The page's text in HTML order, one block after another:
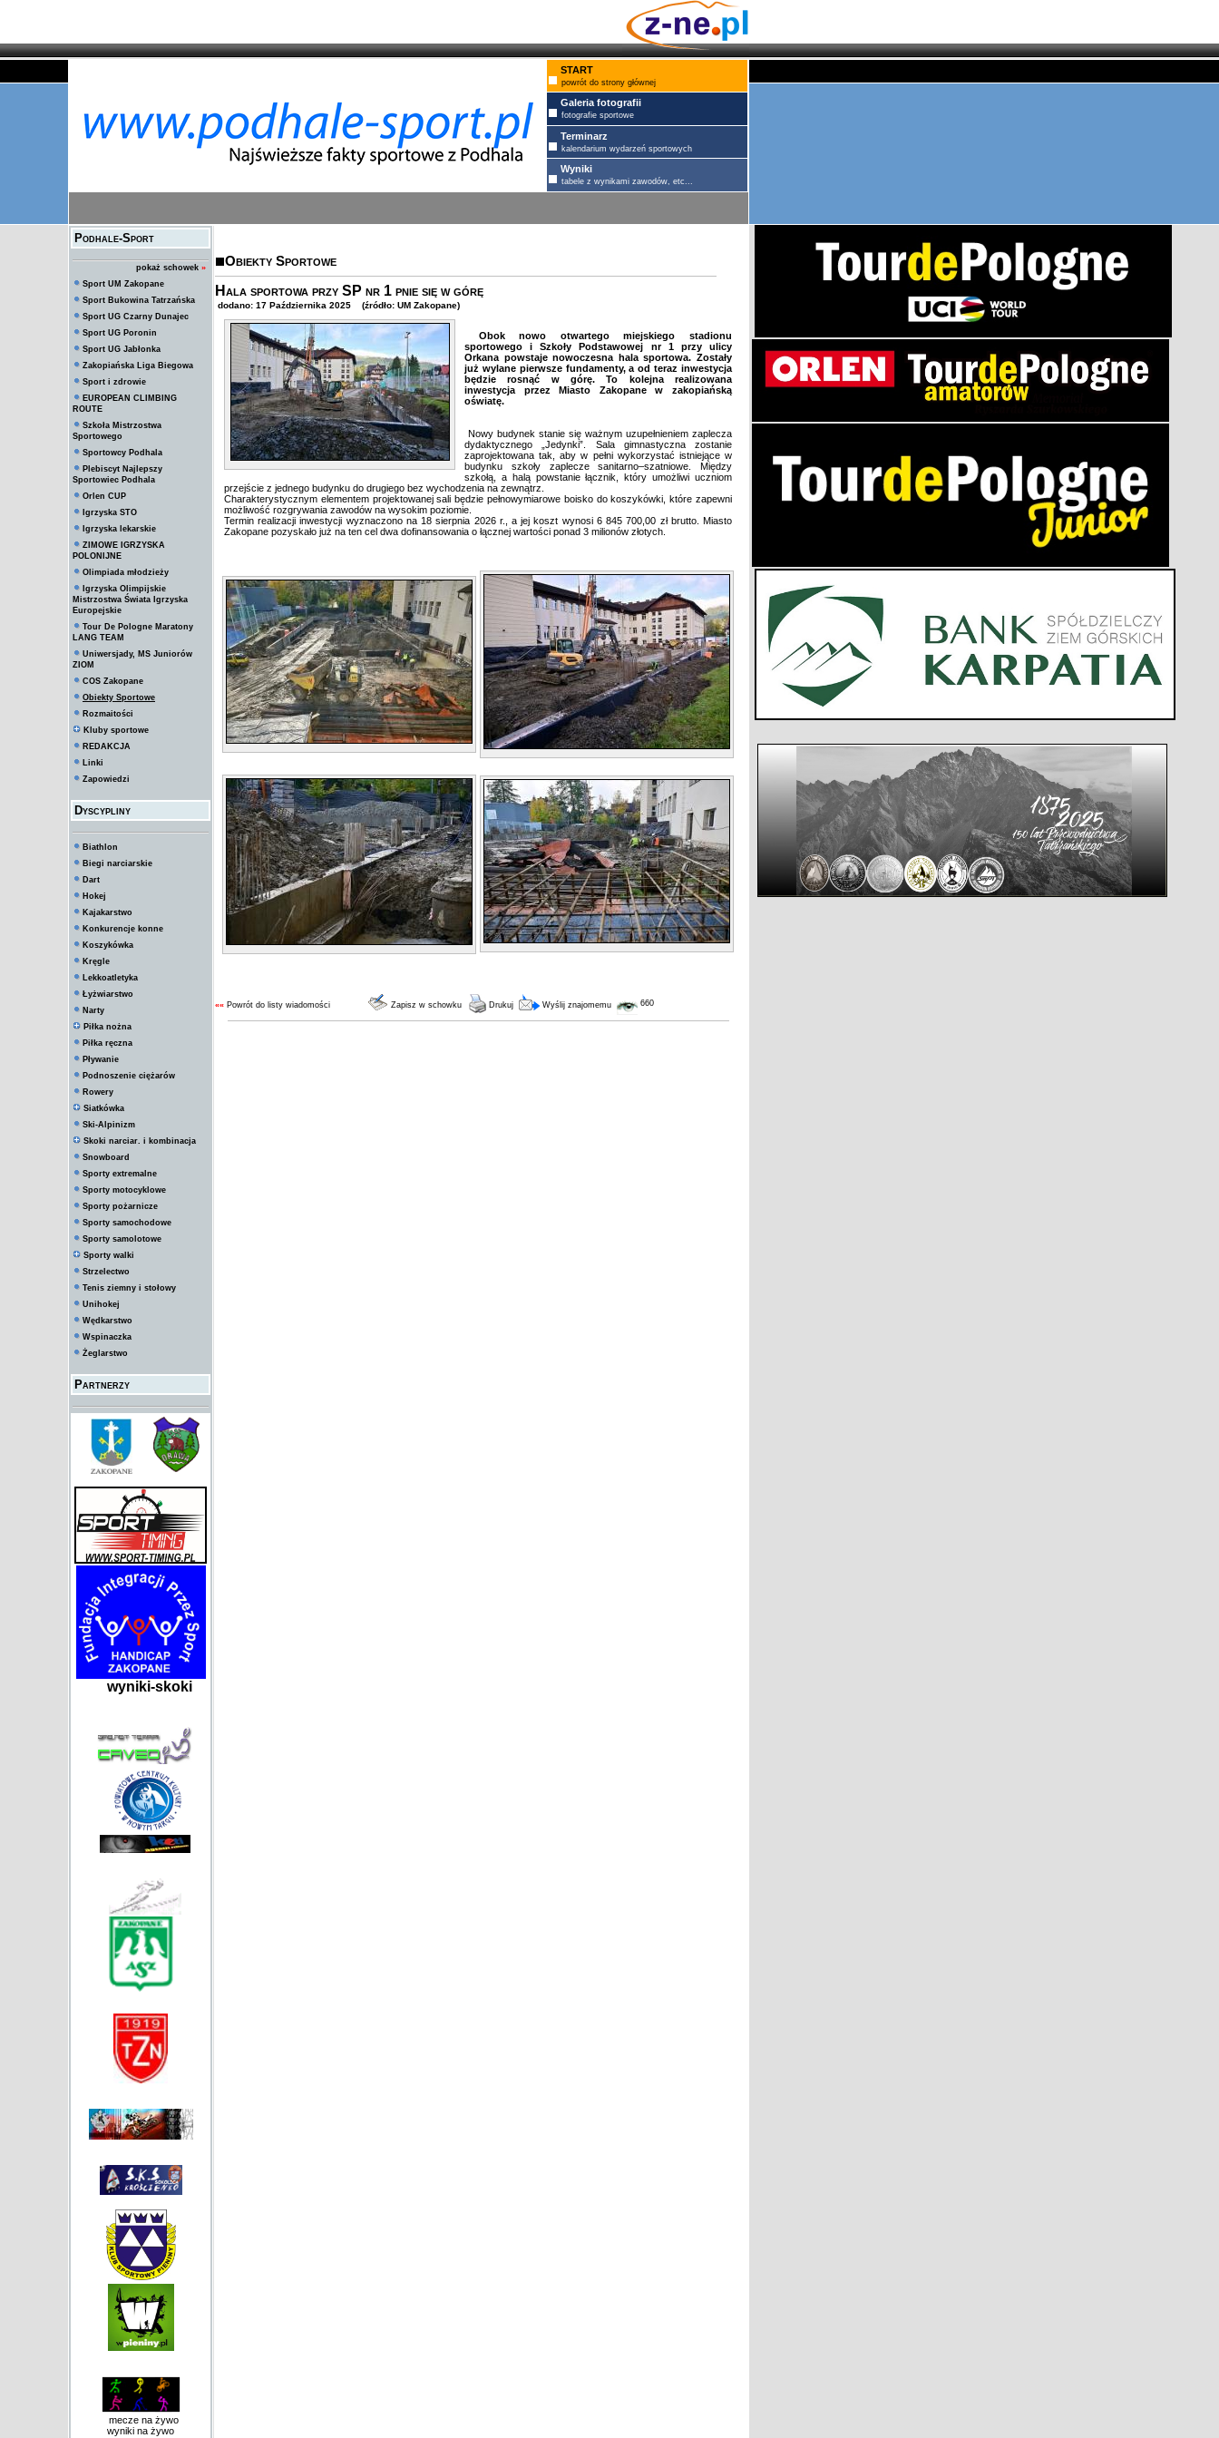
START
powrót do strony głównej
Galeria fotografii
fotografie sportowe
Terminarz
kalendarium wydarzeń sportowych
Wyniki
tabele z wynikami zawodów, etc...
Podhale-Sport
pokaż schowek »
Sport UM Zakopane
Sport Bukowina Tatrzańska
Sport UG Czarny Dunajec
Sport UG Poronin
Sport UG Jabłonka
Zakopiańska Liga Biegowa
Sport i zdrowie
EUROPEAN CLIMBING
ROUTE
Szkoła Mistrzostwa
Sportowego
Sportowcy Podhala
Plebiscyt Najlepszy
Sportowiec Podhala
Orlen CUP
Igrzyska STO
Igrzyska lekarskie
ZIMOWE IGRZYSKA
POLONIJNE
Olimpiada młodzieży
Igrzyska Olimpijskie
Mistrzostwa Świata Igrzyska
Europejskie
Tour De Pologne Maratony
LANG TEAM
Uniwersjady, MS Juniorów
ZIOM
COS Zakopane
Obiekty Sportowe
Rozmaitości
Kluby sportowe
REDAKCJA
Linki
Zapowiedzi
Dyscypliny
Biathlon
Biegi narciarskie
Dart
Hokej
Kajakarstwo
Konkurencje konne
Koszykówka
Kręgle
Lekkoatletyka
Łyżwiarstwo
Narty
Piłka nożna
Piłka ręczna
Pływanie
Podnoszenie ciężarów
Rowery
Siatkówka
Ski-Alpinizm
Skoki narciar. i kombinacja
Snowboard
Sporty extremalne
Sporty motocyklowe
Sporty pożarnicze
Sporty samochodowe
Sporty samolotowe
Sporty walki
Strzelectwo
Tenis ziemny i stołowy
Unihokej
Wędkarstwo
Wspinaczka
Żeglarstwo
Partnerzy
wyniki-skoki
mecze na żywo
wyniki na żywo
Obiekty Sportowe
Hala sportowa przy SP nr 1 pnie się w górę
dodano: 17 Października 2025 (źródło: UM Zakopane)
Obok nowo otwartego miejskiego stadionu
sportowego i Szkoły Podstawowej nr 1 przy ulicy
Orkana powstaje nowoczesna hala sportowa. Zostały
już wylane pierwsze fundamenty, a od teraz inwestycja
będzie rosnąć w górę. To kolejna realizowana
inwestycja przez Miasto Zakopane w zakopiańską
oświatę.
Nowy budynek stanie się ważnym uzupełnieniem zaplecza
dydaktycznego „Jedynki”. Sala gimnastyczna zostanie
zaprojektowana tak, aby w pełni wykorzystać istniejące w
budynku szkoły zaplecze sanitarno–szatniowe. Między
szkołą, a halą powstanie łącznik, który umożliwi uczniom
przejście z jednego budynku do drugiego bez wychodzenia na zewnątrz.
Charakterystycznym elementem projektowanej sali będzie pełnowymiarowe boisko do koszykówki, które zapewni
możliwość rozgrywania zawodów na wysokim poziomie.
Termin realizacji inwestycji wyznaczono na 18 sierpnia 2026 r., a jej koszt wynosi 6 845 700,00 zł brutto. Miasto
Zakopane pozyskało już na ten cel dwa dofinansowania o łącznej wartości ponad 3 milionów złotych.
«« Powrót do listy wiadomości Zapisz w schowku Drukuj Wyślij znajomemu 660